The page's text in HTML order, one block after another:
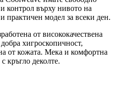
контрол върху нивото на
практичен модел за всеки ден.
от висококачествена
хигроскопичност,
от кожата. Мека и комфортна
кръгло деколте.